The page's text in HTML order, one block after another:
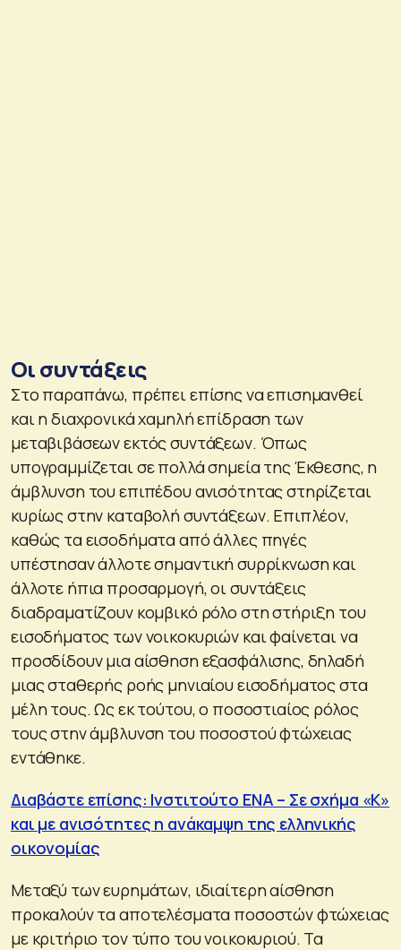
Οι συντάξεις
Στο παραπάνω, πρέπει επίσης να επισημανθεί
και η διαχρονικά χαμηλή επίδραση των
μεταβιβάσεων εκτός συντάξεων. Όπως
υπογραμμίζεται σε πολλά σημεία της Έκθεσης, η
άμβλυνση του επιπέδου ανισότητας στηρίζεται
κυρίως στην καταβολή συντάξεων. Επιπλέον,
καθώς τα εισοδήματα από άλλες πηγές
υπέστησαν άλλοτε σημαντική συρρίκνωση και
άλλοτε ήπια προσαρμογή, οι συντάξεις
διαδραματίζουν κομβικό ρόλο στη στήριξη του
εισοδήματος των νοικοκυριών και φαίνεται να
προσδίδουν μια αίσθηση εξασφάλισης, δηλαδή
μιας σταθερής ροής μηνιαίου εισοδήματος στα
μέλη τους. Ως εκ τούτου, ο ποσοστιαίος ρόλος
τους στην άμβλυνση του ποσοστού φτώχειας
εντάθηκε.
Διαβάστε επίσης: Ινστιτούτο ΕΝΑ – Σε σχήμα «Κ»
και με ανισότητες η ανάκαμψη της ελληνικής
οικονομίας
Μεταξύ των ευρημάτων, ιδιαίτερη αίσθηση
προκαλούν τα αποτελέσματα ποσοστών φτώχειας
με κριτήριο τον τύπο του νοικοκυριού. Τα